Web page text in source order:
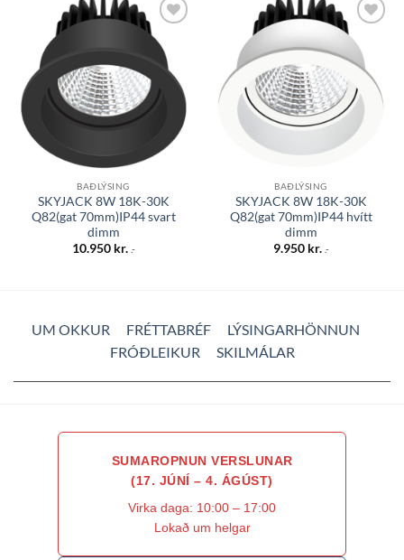
Bæta á
óskalista
BAÐLÝSING
SKYJACK 8W 18K-30K
Q82(gat 70mm)IP44 svart
dimm
10.950 kr. .-
Bæta á
óskalista
BAÐLÝSING
SKYJACK 8W 18K-30K
Q82(gat 70mm)IP44 hvítt
dimm
9.950 kr. .-
UM OKKUR FRÉTTABRÉF
LÝSINGARHÖNNUN
FRÓÐLEIKUR
SKILMÁLAR
SUMAROPNUN VERSLUNAR
(17. JÚNÍ – 4. ÁGÚST)
Virka daga: 10:00 – 17:00
Lokað um helgar